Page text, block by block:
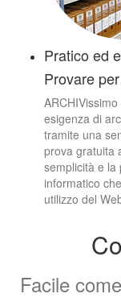
Pratico ed
Provare
esigenza di
tramite una
prova gratuita
semplicità e la
informatico
utilizzo del
Facile